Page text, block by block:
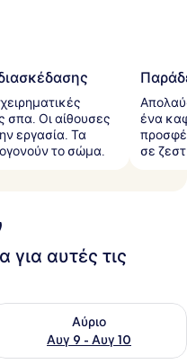
σπα. Οι αίθουσες
εργασία. Τα
το σώμα.
ένα
σε
για αυτές τις
Αυγ 8 - Αυγ 9
Αύριο
Αυγ 9 - Αυγ 10
διαθεσιμότητας